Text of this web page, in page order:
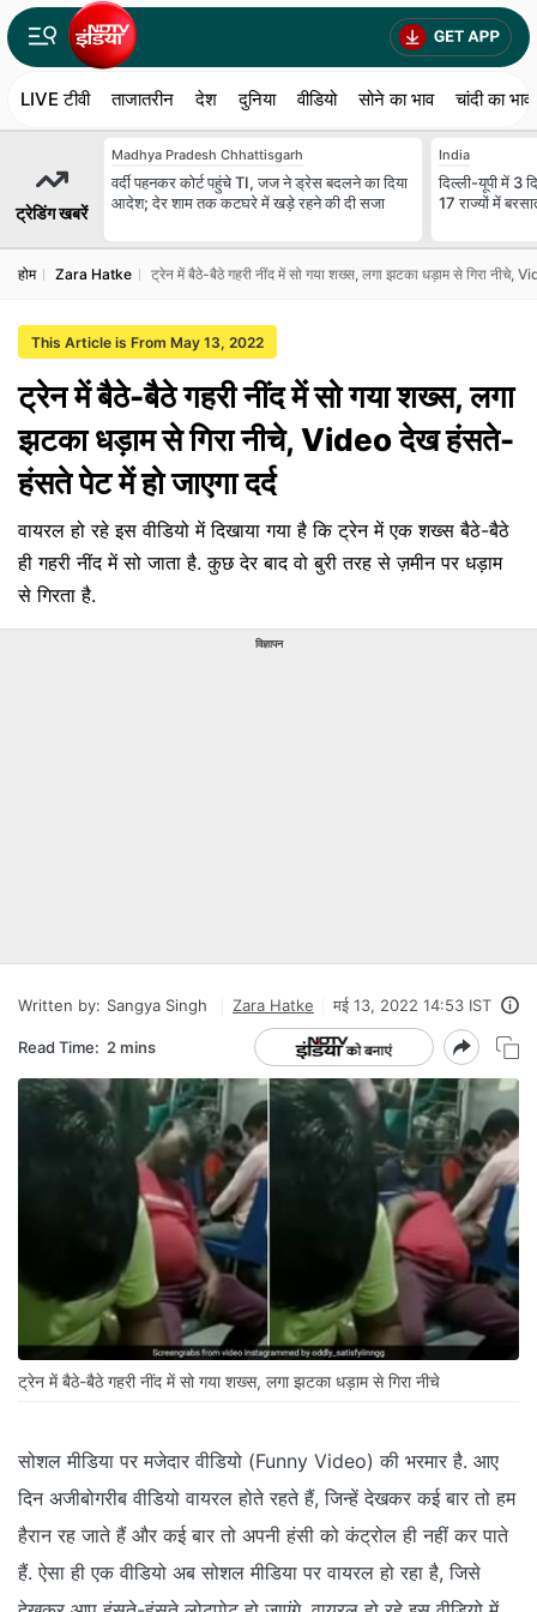
LIVE टीवी ताजातरीन देश दुनिया वीडियो सोने का भाव चांदी का भाव
ट्रेडिंग खबरें
Madhya Pradesh Chhattisgarh
वर्दी पहनकर कोर्ट पहुंचे TI, जज ने ड्रेस बदलने का दिया
आदेश; देर शाम तक कटघरे में खड़े रहने की दी सजा
India
दिल्ली-यूपी में 3
17 राज्यों में
होम Zara Hatke ट्रेन में बैठे-बैठे गहरी नींद में सो गया शख्स, लगा झटका धड़ाम से गिरा नीचे,
This Article is From May 13, 2022
ट्रेन में बैठे-बैठे गहरी नींद में सो गया शख्स, लगा
झटका धड़ाम से गिरा नीचे, Video देख हंसते-
हंसते पेट में हो जाएगा दर्द
वायरल हो रहे इस वीडियो में दिखाया गया है कि ट्रेन में एक शख्स बैठे-बैठे
ही गहरी नींद में सो जाता है. कुछ देर बाद वो बुरी तरह से ज़मीन पर धड़ाम
से गिरता है.
विज्ञापन
Written by: Sangya Singh Zara Hatke मई 13, 2022 14:53 IST
Read Time: 2 mins
ट्रेन में बैठे-बैठे गहरी नींद में सो गया शख्स, लगा झटका धड़ाम से गिरा नीचे
सोशल मीडिया पर मजेदार वीडियो (Funny Video) की भरमार है. आए
दिन अजीबोगरीब वीडियो वायरल होते रहते हैं, जिन्हें देखकर कई बार तो हम
हैरान रह जाते हैं और कई बार तो अपनी हंसी को कंट्रोल ही नहीं कर पाते
हैं. ऐसा ही एक वीडियो अब सोशल मीडिया पर वायरल हो रहा है, जिसे